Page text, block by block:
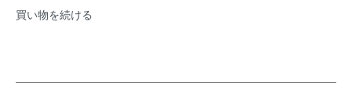
買い物を続ける